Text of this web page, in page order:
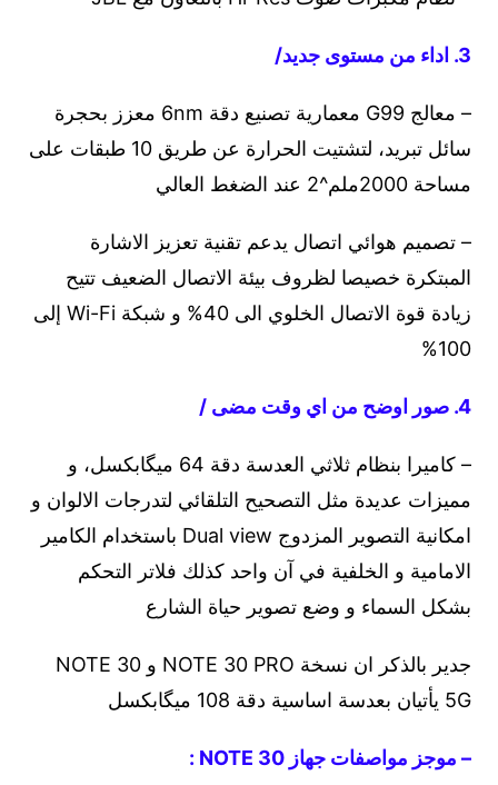
3. اداء من مستوى جديد/
– معالج G99 معمارية تصنيع دقة 6nm معزز بحجرة
سائل تبريد، لتشتيت الحرارة عن طريق 10 طبقات على
مساحة 2000ملم^2 عند الضغط العالي
– تصميم هوائي اتصال يدعم تقنية تعزيز الاشارة
المبتكرة خصيصا لظروف بيئة الاتصال الضعيف تتيح
زيادة قوة الاتصال الخلوي الى 40% و شبكة Wi-Fi إلى
100%
4. صور اوضح من اي وقت مضى /
– كاميرا بنظام ثلاثي العدسة دقة 64 ميگابكسل، و
مميزات عديدة مثل التصحيح التلقائي لتدرجات الالوان و
امكانية التصوير المزدوج Dual view باستخدام الكامير
الامامية و الخلفية في آن واحد كذلك فلاتر التحكم
بشكل السماء و وضع تصوير حياة الشارع
جدير بالذكر ان نسخة NOTE 30 PRO و NOTE 30
5G يأتيان بعدسة اساسية دقة 108 ميگابكسل
– موجز مواصفات جهاز NOTE 30 :